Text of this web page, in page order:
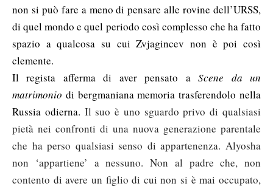
non si può fare a meno di pensare alle rovine dell’URSS,
di quel mondo e quel periodo così complesso che ha fatto
spazio a qualcosa su cui Zvjagincev non è poi così
clemente.
Il regista affermadi aver pensato aScene da un
matrimonio di bergmaniana memoria trasferendolo nella
Russia odierna. Il suo è uno sguardo privo di qualsiasi
pietà nei confronti di una nuova generazione parentale
che ha perso qualsiasi senso di appartenenza. Alyosha
non ‘appartiene’ a nessuno. Non al padre che, non
contento di avere un figlio di cui non si è mai occupato,